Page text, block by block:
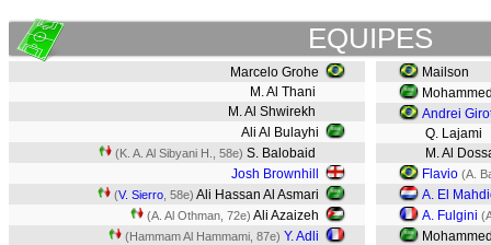
EQUIPES
Marcelo Grohe
M. Al Thani
M. Al Shwirekh
Ali Al Bulayhi
(K. A. Al Sibyani H., 58e) S. Balobaid
Josh Brownhill
(V. Sierro , 58e) Ali Hassan Al Asmari
(A. Al Othman, 72e) Ali Azaizeh
(Hammam Al Hammami, 87e) Y. Adli
Mailson
Andrei
Q. Lajami
M. Al
Flavio (A.
A. El
A. Fulgini